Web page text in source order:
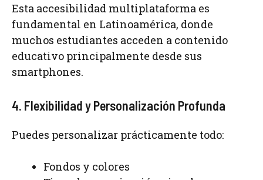
Esta accesibilidad multiplataforma es
fundamental en Latinoamérica, donde
muchos estudiantes acceden a contenido
educativo principalmente desde sus
smartphones.
4. Flexibilidad y Personalización Profunda
Puedes personalizar prácticamente todo:
Fondos y colores